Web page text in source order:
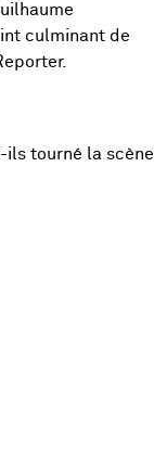
culminant de